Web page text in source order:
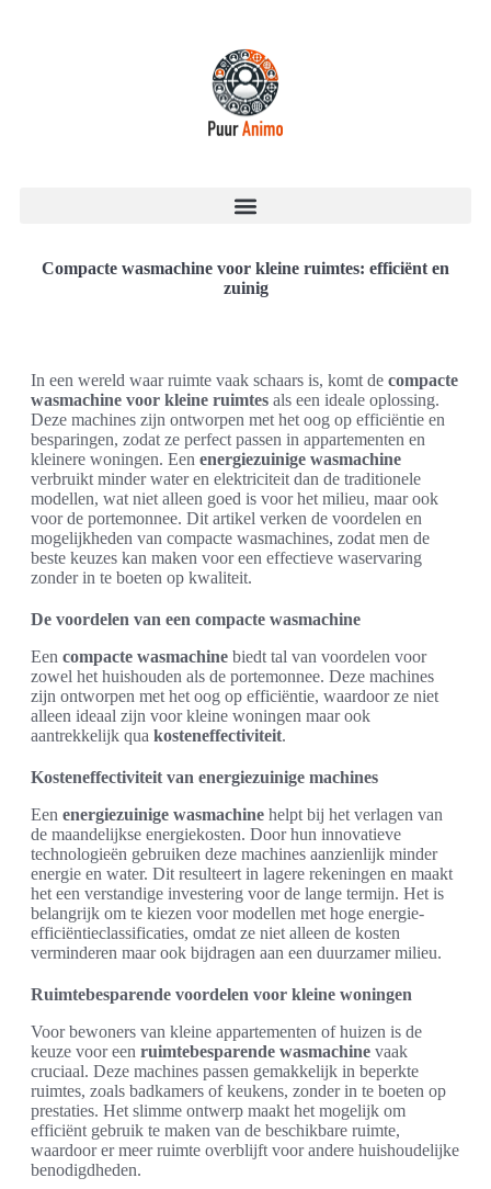
Compacte wasmachine voor kleine ruimtes: efficiënt en
zuinig
In een wereld waar ruimte vaak schaars is, komt de compacte
wasmachine voor kleine ruimtes als een ideale oplossing.
Deze machines zijn ontworpen met het oog op efficiëntie en
besparingen, zodat ze perfect passen in appartementen en
kleinere woningen. Een energiezuinige wasmachine
verbruikt minder water en elektriciteit dan de traditionele
modellen, wat niet alleen goed is voor het milieu, maar ook
voor de portemonnee. Dit artikel verken de voordelen en
mogelijkheden van compacte wasmachines, zodat men de
beste keuzes kan maken voor een effectieve waservaring
zonder in te boeten op kwaliteit.
De voordelen van een compacte wasmachine
Een compacte wasmachine biedt tal van voordelen voor
zowel het huishouden als de portemonnee. Deze machines
zijn ontworpen met het oog op efficiëntie, waardoor ze niet
alleen ideaal zijn voor kleine woningen maar ook
aantrekkelijk qua kosteneffectiviteit.
Kosteneffectiviteit van energiezuinige machines
Een energiezuinige wasmachine helpt bij het verlagen van
de maandelijkse energiekosten. Door hun innovatieve
technologieën gebruiken deze machines aanzienlijk minder
energie en water. Dit resulteert in lagere rekeningen en maakt
het een verstandige investering voor de lange termijn. Het is
belangrijk om te kiezen voor modellen met hoge energie-
efficiëntieclassificaties, omdat ze niet alleen de kosten
verminderen maar ook bijdragen aan een duurzamer milieu.
Ruimtebesparende voordelen voor kleine woningen
Voor bewoners van kleine appartementen of huizen is de
keuze voor een ruimtebesparende wasmachine vaak
cruciaal. Deze machines passen gemakkelijk in beperkte
ruimtes, zoals badkamers of keukens, zonder in te boeten op
prestaties. Het slimme ontwerp maakt het mogelijk om
efficiënt gebruik te maken van de beschikbare ruimte,
waardoor er meer ruimte overblijft voor andere huishoudelijke
benodigdheden.